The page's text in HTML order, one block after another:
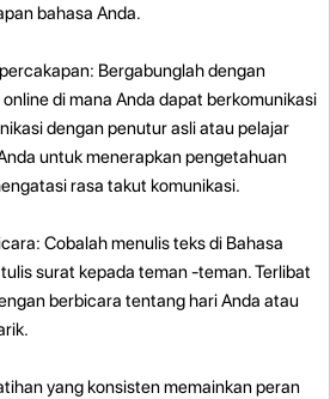
bahasa Anda.
Bergabunglah dengan
di mana Anda dapat berkomunikasi
dengan penutur asli atau pelajar
untuk menerapkan pengetahuan
rasa takut komunikasi.
Cobalah menulis teks di Bahasa
surat kepada teman -teman. Terlibat
berbicara tentang hari Anda atau
yang konsisten memainkan peran